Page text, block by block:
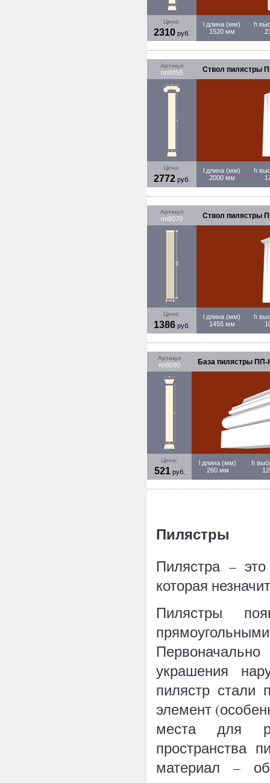
Цена:
2310 руб.
l длина (мм)
1520 мм
h
Артикул
пп8050 Ствол пилястры
Цена:
2772 руб.
l длина (мм)
2000 мм
h
Артикул
пп8070 Ствол пилястры
Цена:
1386 руб.
l длина (мм)
1455 мм
h
Артикул
пп8090 База пилястры ПП-
Цена:
521руб.
l длина (мм)
260 мм
h
Пилястры
Пилястра – это
которая
Пилястры
украшения
пилястр стали
элемент
места для
пространства
материал –